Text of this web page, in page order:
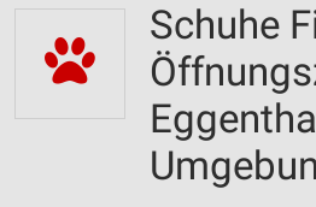
Schuhe